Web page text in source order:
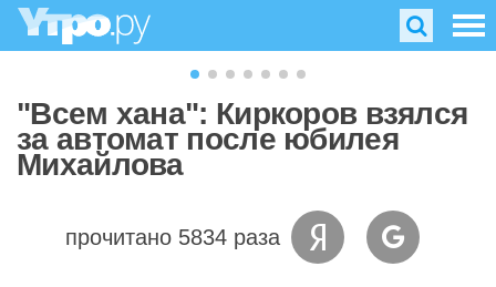
"Всем хана": Киркоров взялся
за автомат после юбилея
Михайлова
прочитано 5834 раза